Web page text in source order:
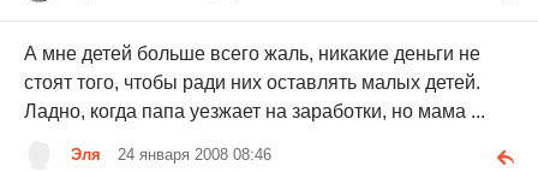
А мне детей больше всего жаль, никакие деньги не
стоят того, чтобы ради них оставлять малых детей.
Ладно, когда папа уезжает на заработки, но мама ...
Эля 24 января 2008 08:46